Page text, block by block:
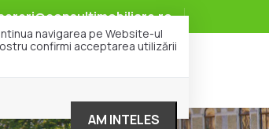
navigarea pe Website-ul
confirmi acceptarea utilizării
AM INTELES